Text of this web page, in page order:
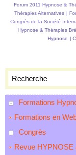
Formations
Formations en
Congrès
Revue HYPNOSE
Forum 2011 Hypnose &
Thérapies Alternatives |
Congrès de la Société
Hypnose & Thérapies
Hypnose |